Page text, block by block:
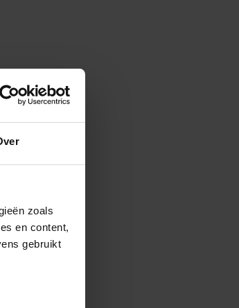
zoals
en content,
gebruikt